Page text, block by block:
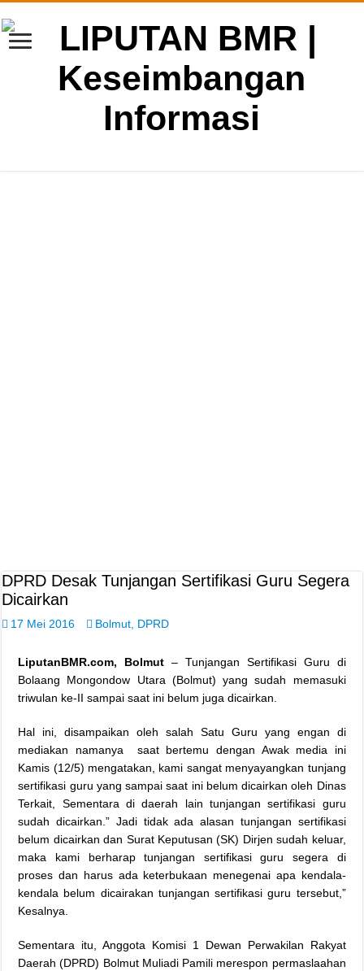
DPRD Desak Tunjangan Sertifikasi Guru Segera
Dicairkan
17 Mei 2016 Bolmut DPRD
LiputanBMR.com, Bolmut – Tunjangan Sertifikasi Guru di
Bolaang Mongondow Utara (Bolmut) yang sudah memasuki
triwulan ke-II sampai saat ini belum juga dicairkan.
Hal ini, disampaikan oleh salah Satu Guru yang engan di
mediakan namanya saat bertemu dengan Awak media ini
Kamis (12/5) mengatakan, kami sangat menyayangkan tunjang
sertifikasi guru yang sampai saat ini belum dicairkan oleh Dinas
Terkait, Sementara di daerah lain tunjangan sertifikasi guru
sudah dicairkan.” Jadi tidak ada alasan tunjangan sertifikasi
belum dicairkan dan Surat Keputusan (SK) Dirjen sudah keluar,
maka kami berharap tunjangan sertifikasi guru segera di
proses dan harus ada keterbukaan menegenai apa kendala-
kendala belum dicairakan tunjangan sertifikasi guru tersebut,”
Kesalnya.
Sementara itu, Anggota Komisi 1 Dewan Perwakilan Rakyat
Daerah (DPRD) Bolmut Muliadi Pamili merespon permaslaahan